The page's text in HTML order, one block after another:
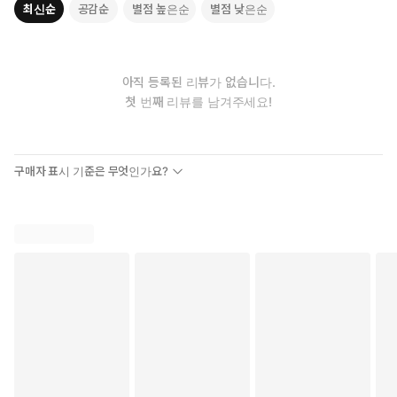
우주론의 지도를 바꾼 스티븐 호킹의 마지막 유산
로 세상과 소통하는 물리학자의 모습이 그려진다. “살아 있었다면
최신순 공감순 별점 높은순 별점 낮은순
아직 등록된 리뷰가 없습니다.
첫 번째 리뷰를 남겨주세요!
구매자 표시 기준은 무엇인가요?